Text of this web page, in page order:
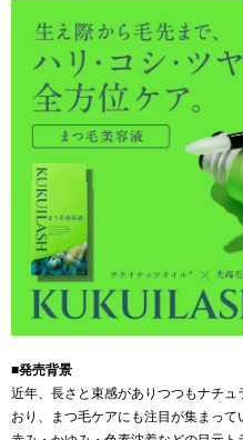
■発売背景
近年、⻑さと束感がありつつもナチ
おり、まつ毛ケアにも注目が集まって